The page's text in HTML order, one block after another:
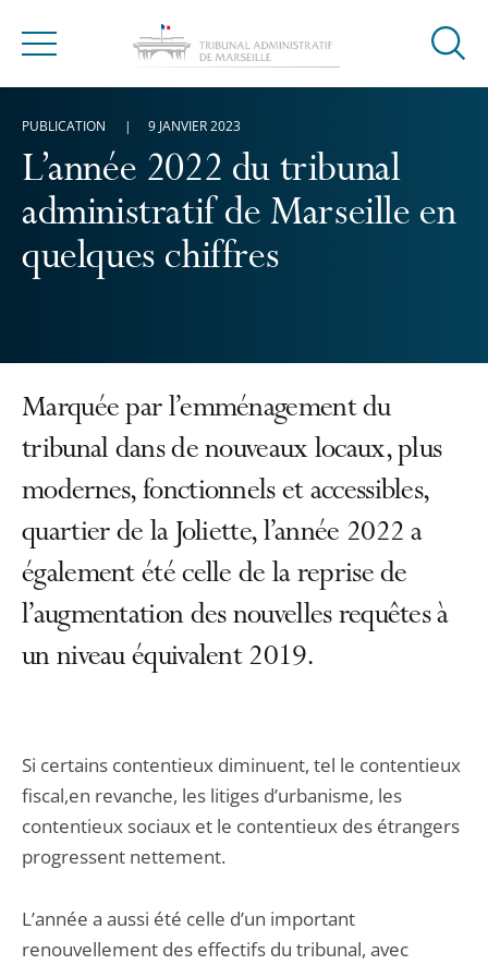
Menu
Ouvrir
L’année 2022 du tribunal
administratif de Marseille en
quelques chiffres
PUBLICATION 9 JANVIER 2023
Marquée par l’emménagement du
tribunal dans de nouveaux locaux, plus
modernes, fonctionnels et accessibles,
quartier de la Joliette, l’année 2022 a
également été celle de la reprise de
l’augmentation des nouvelles requêtes à
un niveau équivalent 2019.
Si certains contentieux diminuent, tel le contentieux
fiscal,en revanche, les litiges d’urbanisme, les
contentieux sociaux et le contentieux des étrangers
progressent nettement.
L’année a aussi été celle d’un important
renouvellement des effectifs du tribunal, avec